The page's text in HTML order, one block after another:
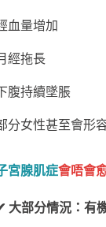
血量增加
經拖長
腹持續墜脹
分女性甚至會形
宮腺肌症會唔會
大部分情況：有